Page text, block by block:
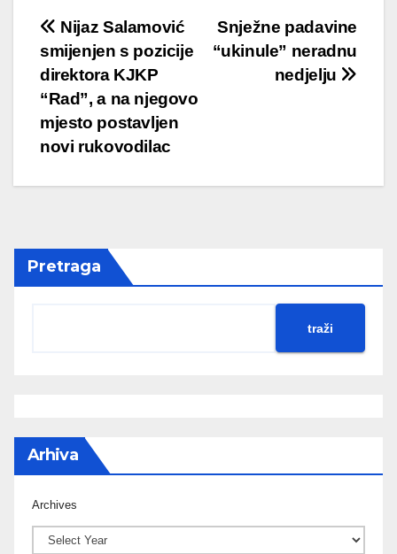
Snježne padavine
“ukinule” neradnu
nedjelju
Nijaz Salamović
smijenjen s pozicije
direktora KJKP
“Rad”, a na njegovo
mjesto postavljen
novi rukovodilac
Pretraga
traži
Arhiva
Archives